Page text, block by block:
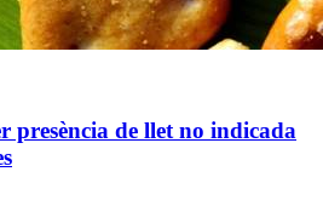
presència de llet no indicada